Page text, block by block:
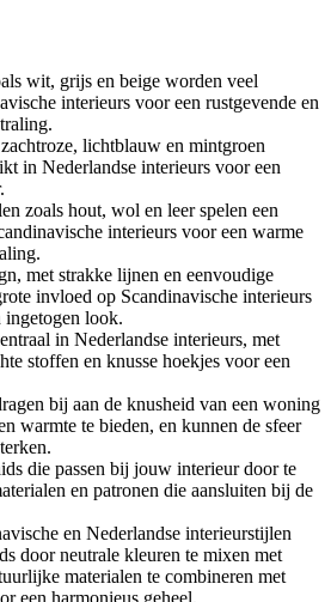
wit, grijs en beige worden veel
interieurs voor een rustgevende en
lichtblauw en mintgroen
in Nederlandse interieurs voor een
zoals hout, wol en leer spelen een
interieurs voor een warme
met strakke lijnen en eenvoudige
invloed op Scandinavische interieurs
ingetogen look.
in Nederlandse interieurs, met
stoffen en knusse hoekjes voor een
bij aan de knusheid van een woning
warmte te bieden, en kunnen de sfeer
die passen bij jouw interieur door te
en patronen die aansluiten bij de
en Nederlandse interieurstijlen
door neutrale kleuren te mixen met
materialen te combineren met
een harmonieus geheel.